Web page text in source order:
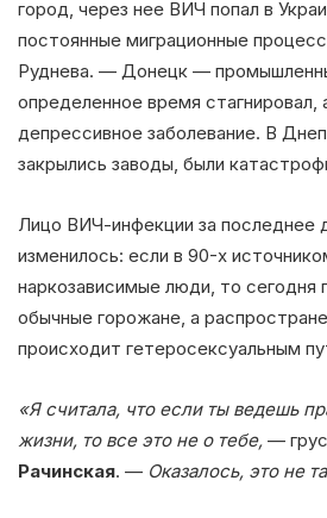
город, через нее ВИЧ попал в
постоянные миграционные
Руднева. — Донецк —
определенное время
депрессивное заболевание. В
закрылись заводы, были
Лицо ВИЧ-инфекции за последнее
изменилось: если в 90-х
наркозависимые люди, то
обычные горожане, а
происходит гетеросексуальным
«Я считала, что если ты ведешь
жизни, то все это не о тебе, —
Рачинская. — Оказалось, это не